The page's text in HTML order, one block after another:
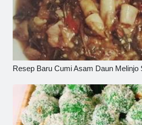
Resep Baru Cumi Asam Daun Melinjo